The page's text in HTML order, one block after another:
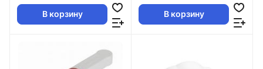
В корзину В корзину